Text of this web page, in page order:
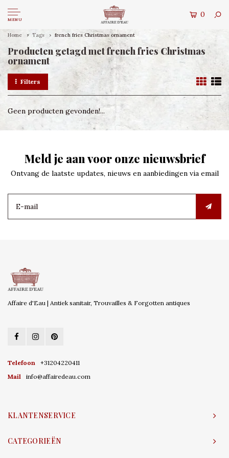
MENU
0
Home Tags french fries Christmas ornament
Producten getagd met french fries Christmas
ornament
Filters
Geen producten gevonden!...
Meld je aan voor onze nieuwsbrief
Ontvang de laatste updates, nieuws en aanbiedingen via email
Affaire d'Eau | Antiek sanitair, Trouvailles & Forgotten antiques
Telefoon
+31204220411
Mail
info@affairedeau.com
KLANTENSERVICE
CATEGORIEËN